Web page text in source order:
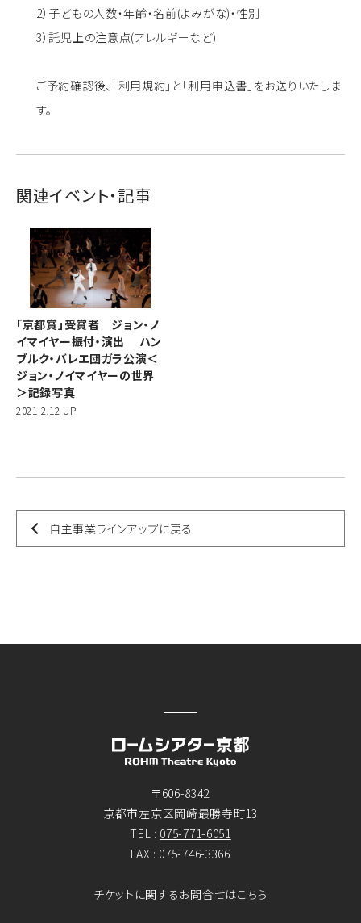
2）子どもの人数・年齢・名前(よみがな)・性別
3）託児上の注意点(アレルギーなど)
ご予約確認後、「利用規約」と「利用申込書」をお送りいたしま
す。
関連イベント・記事
「京都賞」受賞者 ジョン・ノ
イマイヤー振付・演出 ハン
ブルク・バレエ団ガラ公演＜
ジョン・ノイマイヤーの世界
＞記録写真
2021.2.12 UP
自主事業ラインアップに戻る
〒606-8342
京都市左京区岡崎最勝寺町13
TEL : 075-771-6051
FAX : 075-746-3366
チケットに関するお問合せはこちら